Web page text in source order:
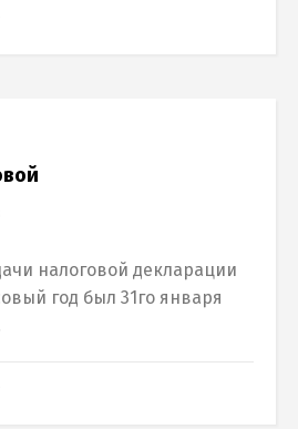
налоговой декларации
год был 31го января